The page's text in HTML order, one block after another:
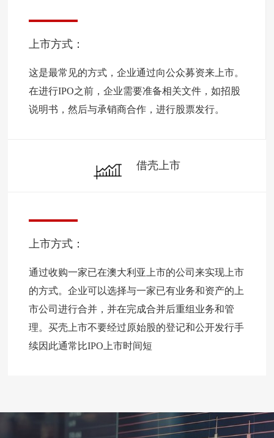
上市方式：
这是最常见的方式，企业通过向公众募资来上市。
在进行IPO之前，企业需要准备相关文件，如招股
说明书，然后与承销商合作，进行股票发行。
借壳上市
上市方式：
通过收购一家已在澳大利亚上市的公司来实现上市
的方式。企业可以选择与一家已有业务和资产的上
市公司进行合并，并在完成合并后重组业务和管
理。买壳上市不要经过原始股的登记和公开发行手
续因此通常比IPO上市时间短